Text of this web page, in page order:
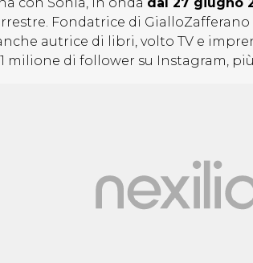
Fondatrice di
autrice di libri, volto TV e
milione di follower su Instagram,